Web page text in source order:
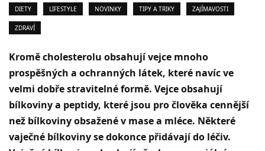
DIETY LIFESTYLE NOVINKY TIPY A TRIKY ZAJÍMAVOSTI
ZDRAVÍ
Kromě cholesterolu obsahují vejce mnoho
prospěšných a ochranných látek, které navíc ve
velmi dobře stravitelné formě. Vejce obsahují
bílkoviny a peptidy, které jsou pro člověka cennější
než bílkoviny obsažené v mase a mléce. Některé
vaječné bílkoviny se dokonce přidávají do léčiv.